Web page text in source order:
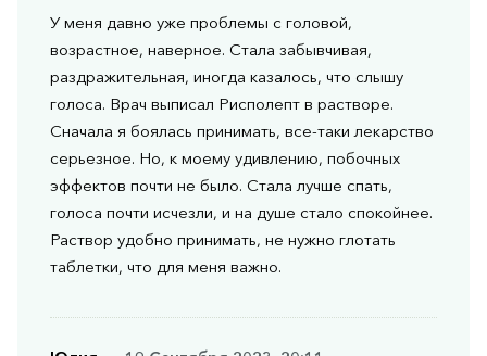
У меня давно уже проблемы с головой,
возрастное, наверное. Стала забывчивая,
раздражительная, иногда казалось, что слышу
голоса. Врач выписал Рисполепт в растворе.
Сначала я боялась принимать, все-таки лекарство
серьезное. Но, к моему удивлению, побочных
эффектов почти не было. Стала лучше спать,
голоса почти исчезли, и на душе стало спокойнее.
Раствор удобно принимать, не нужно глотать
таблетки, что для меня важно.